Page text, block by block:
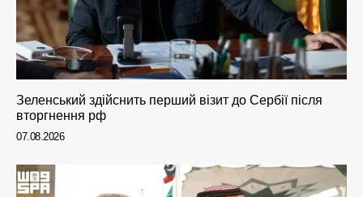
Зеленський здійснить перший візит до Сербії після
вторгнення рф
07.08.2026